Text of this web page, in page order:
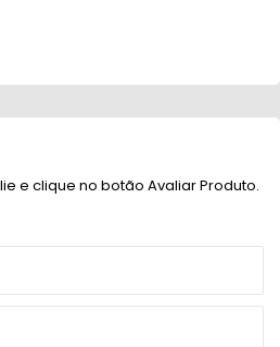
e clique no botão Avaliar Produto.